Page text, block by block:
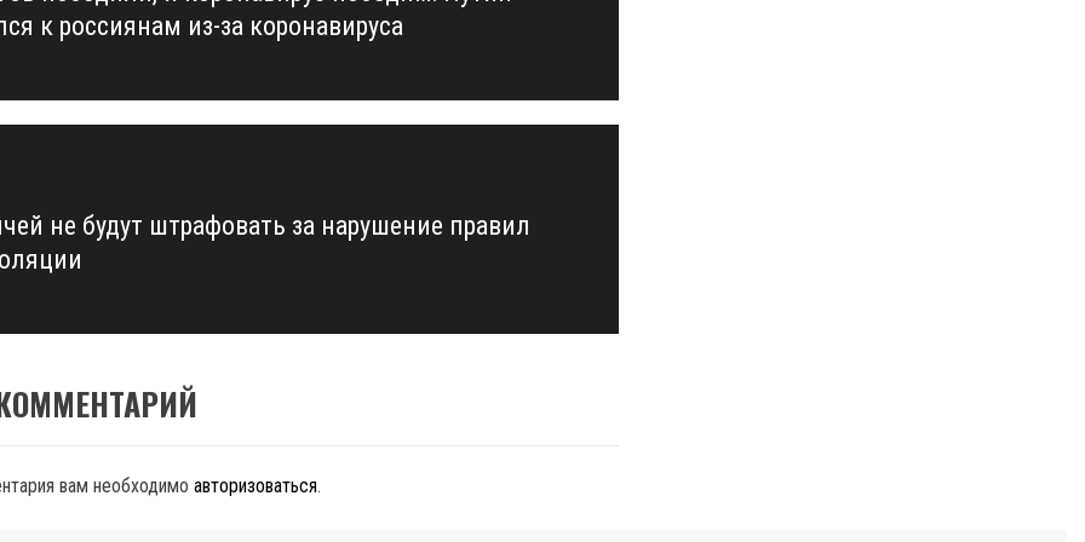
к россиянам из-за коронавируса
не будут штрафовать за нарушение правил
вам необходимо авторизоваться.